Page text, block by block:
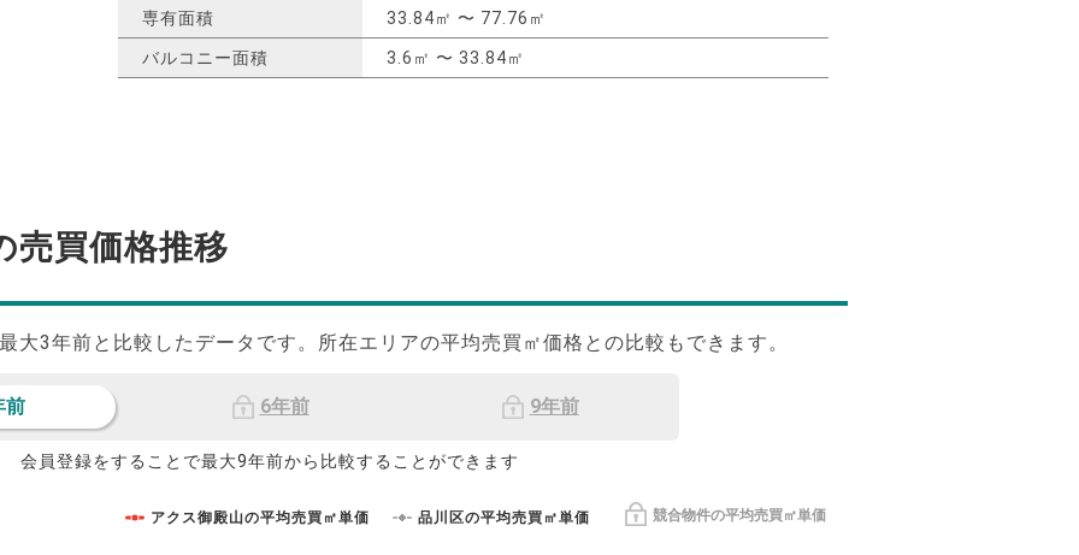
専有面積 33.84㎡ 〜 77.76㎡
バルコニー面積 3.6㎡ 〜 33.84㎡
売買価格推移
大3年前と比較したデータです。所在エリアの平均売買㎡価格との比較もできます。
前 6年前 9年前
会員登録をすることで最大9年前から比較することができます
競合物件の平均売買㎡単価
アクス御殿山の平均売買㎡単価 品川区の平均売買㎡単価